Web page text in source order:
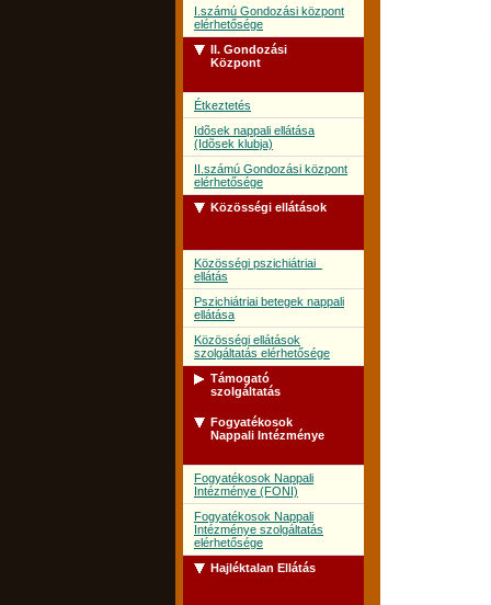
I.számú Gondozási központ
elérhetősége
II. Gondozási
Központ
Étkeztetés
Idõsek nappali ellátása
(Idõsek klubja)
II.számú Gondozási központ
elérhetősége
Közösségi ellátások
Közösségi pszichiátriai
ellátás
Pszichiátriai betegek nappali
ellátása
Közösségi ellátások
szolgáltatás elérhetősége
Támogató
szolgáltatás
Támogató szolgálat
szolgáltatás elérhetősége
Fogyatékosok
Nappali Intézménye
Fogyatékosok Nappali
Intézménye (FONI)
Fogyatékosok Nappali
Intézménye szolgáltatás
elérhetősége
Hajléktalan Ellátás